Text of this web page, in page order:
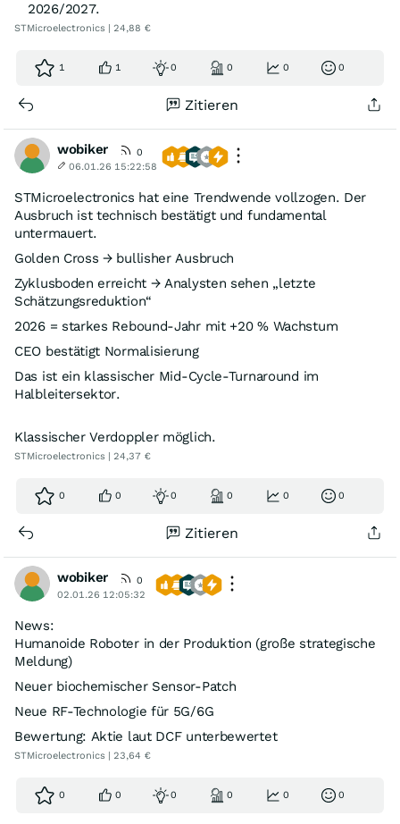
2026/2027.
STMicroelectronics | 24,88 €
1 1 0 0 0 0
Zitieren
wobiker
0
06.01.26 15:22:58
STMicroelectronics hat eine Trendwende vollzogen. Der
Ausbruch ist technisch bestätigt und fundamental
untermauert.
Golden Cross → bullisher Ausbruch
Zyklusboden erreicht → Analysten sehen „letzte
Schätzungsreduktion“
2026 = starkes Rebound‑Jahr mit +20 % Wachstum
CEO bestätigt Normalisierung
Das ist ein klassischer Mid‑Cycle‑Turnaround im
Halbleitersektor.
Klassischer Verdoppler möglich.
STMicroelectronics | 24,37 €
0 0 0 0 0 0
Zitieren
wobiker
0
02.01.26 12:05:32
News:
Humanoide Roboter in der Produktion (große strategische
Meldung)
Neuer biochemischer Sensor‑Patch
Neue RF‑Technologie für 5G/6G
Bewertung: Aktie laut DCF unterbewertet
STMicroelectronics | 23,64 €
0 0 0 0 0 0